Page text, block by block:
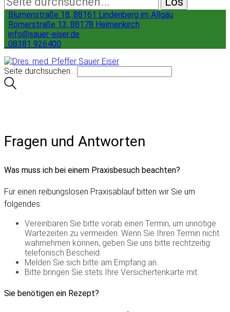
Blumenstraße 18, 88161 Lindenberg im Allgäu
Römerstraße 13, 88178 Heimenkirch
info@sauer-eiser.de
08381 926400
Seite durchsuchen...
Fragen und Antworten
Was muss ich bei einem Praxisbesuch beachten?
Für einen reibungslosen Praxisablauf bitten wir Sie um
folgendes:
Vereinbaren Sie bitte vorab einen Termin, um unnötige
Wartezeiten zu vermeiden. Wenn Sie Ihren Termin nicht
wahrnehmen können, geben Sie uns bitte rechtzeitig
telefonisch Bescheid.
Melden Sie sich bitte am Empfang an.
Bitte bringen Sie stets Ihre Versichertenkarte mit.
Sie benötigen ein Rezept?